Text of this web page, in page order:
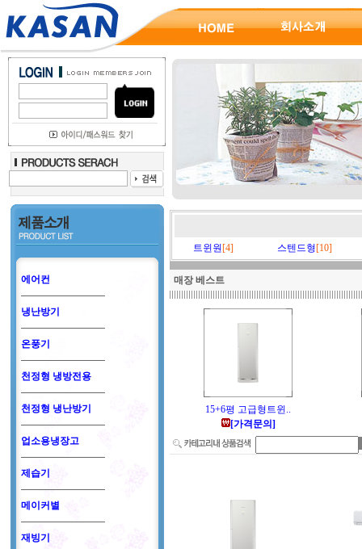
에어컨
냉난방기
온풍기
천정형 냉방전용
천정형 냉난방기
업소용냉장고
제습기
메이커별
재빙기
트윈원 [4] 스텐드형[10]
매장 베스트
15+6평 고급형트윈..
[가격문의]